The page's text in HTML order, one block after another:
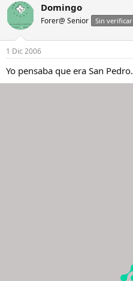
Domingo
Forer@ Senior Sin verificar
1 Dic 2006
Yo pensaba que era San Pedro.